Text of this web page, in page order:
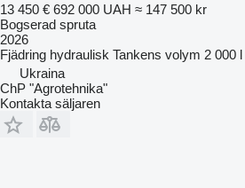
13 450 € 692 000 UAH ≈ 147 500 kr
Bogserad spruta
2026
Fjädring hydraulisk Tankens volym 2 000 l
Ukraina
ChP "Agrotehnika"
Kontakta säljaren